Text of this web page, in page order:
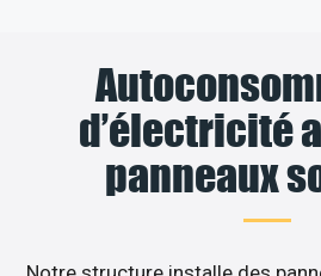
d’électricité
panneaux